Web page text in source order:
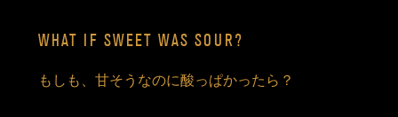
WHAT IF SWEET WAS SOUR?
もしも、甘そうなのに酸っぱかったら？